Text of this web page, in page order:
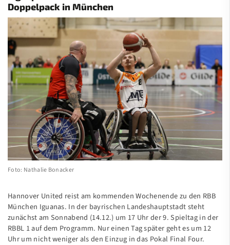
Doppelpack in München
Foto: Nathalie Bonacker
Hannover United reist am kommenden Wochenende zu den RBB
München Iguanas. In der bayrischen Landeshauptstadt steht
zunächst am Sonnabend (14.12.) um 17 Uhr der 9. Spieltag in der
RBBL 1 auf dem Programm. Nur einen Tag später geht es um 12
Uhr um nicht weniger als den Einzug in das Pokal Final Four.
Aktuelles
Sportdeutschland-News
Teams
Saison
Sponsoren
Medien
Verein
Kontakt